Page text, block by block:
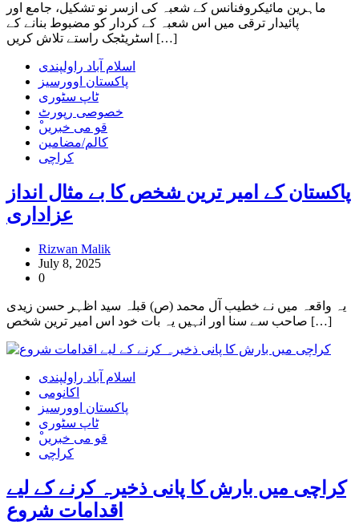
ماہرین مائیکروفنانس کے شعبہ کی ازسر نو تشکیل، جامع اور
پائیدار ترقی میں اس شعبہ کے کردار کو مضبوط بنانے کے
اسٹریٹجک راستے تلاش کریں […]
اسلام آباد راولپندی
پاکستان اوورسیز
ٹاپ سٹوری
خصوصی رپورٹ
ْقو می خبریں
کالم/مضامین
کراچی
پاکستان کے امیر ترین شخص کا بے مثال انداز
عزاداری
Rizwan Malik
July 8, 2025
0
یہ واقعہ میں نے خطیب آل محمد (ص) قبلہ سید اظہر حسن زیدی
صاحب سے سنا اور انہیں یہ بات خود اس امیر ترین شخص […]
اسلام آباد راولپندی
اکانومی
پاکستان اوورسیز
ٹاپ سٹوری
ْقو می خبریں
کراچی
کراچی میں بارش کا پانی ذخیرہ کرنے کے لیے
اقدامات شروع